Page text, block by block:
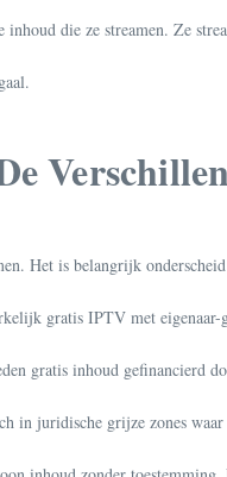
die ze streamen. Ze
Het is belangrijk
gratis IPTV met
gratis inhoud gefinancierd
in juridische grijze zones